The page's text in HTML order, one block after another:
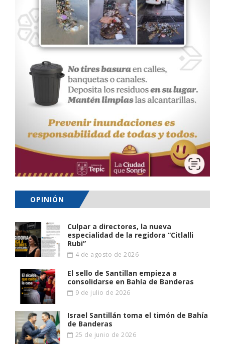
OPINIÓN
Culpar a directores, la nueva
especialidad de la regidora “Citlalli
Rubi”
4 de agosto de 2026
El sello de Santillan empieza a
consolidarse en Bahía de Banderas
9 de julio de 2026
Israel Santillán toma el timón de Bahía
de Banderas
25 de junio de 2026